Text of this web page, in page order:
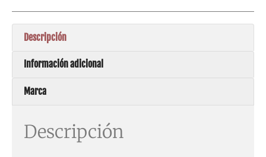
Descripción
Información adicional
Marca
Descripción